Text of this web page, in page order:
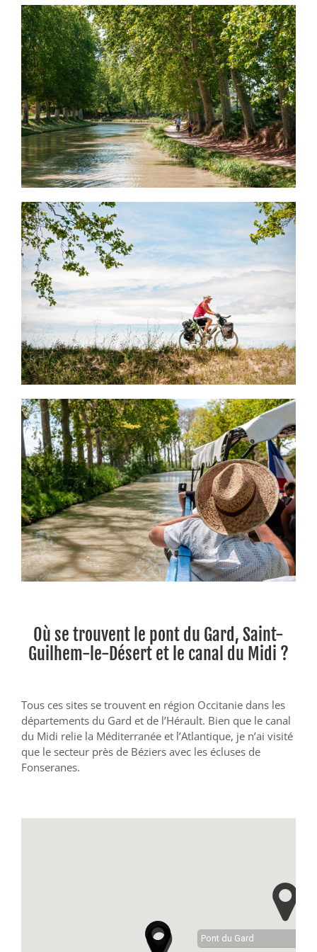
Où se trouvent le pont du Gard, Saint-
Guilhem-le-Désert et le canal du Midi ?
Tous ces sites se trouvent en région Occitanie dans les
départements du Gard et de l’Hérault. Bien que le canal
du Midi relie la Méditerranée et l’Atlantique, je n’ai visité
que le secteur près de Béziers avec les écluses de
Fonseranes.
Pont du Gard